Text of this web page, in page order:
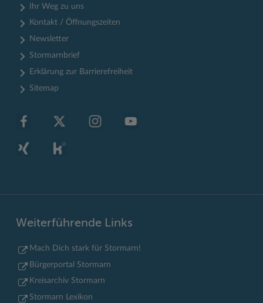
Ihr Weg zu uns
Kontakt / Öffnungszeiten
Newsletter
Stormarnbrief
Erklärung zur Barrierefreiheit
Sitemap
Weiterführende Links
Mach Dich stark für Stormarn!
Bürgerportal Stormarn
Kreisarchiv Stormarn
Stormarn Lexikon